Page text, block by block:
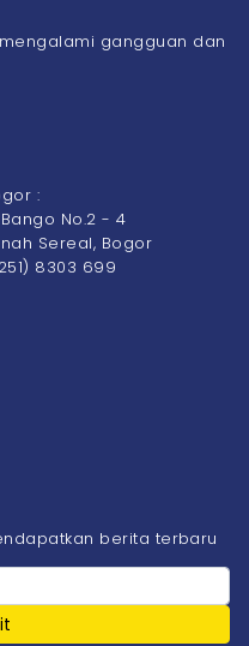
gangguan dan
:
Bango No.2 - 4
Sereal, Bogor
8303 699
berita terbaru